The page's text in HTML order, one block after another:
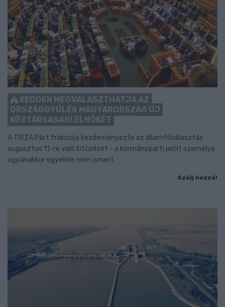
KEDDEN MEGVÁLASZTHATJA AZ
ORSZÁGGYŰLÉS MAGYARORSZÁG ÚJ
KÖZTÁRSASÁGI ELNÖKÉT
A TISZA Párt frakciója kezdeményezte az államfőválasztás
augusztus 11-re való kitűzését - a kormánypárti jelölt személye
ugyanakkor egyelőre nem ismert.
Szólj hozzá!